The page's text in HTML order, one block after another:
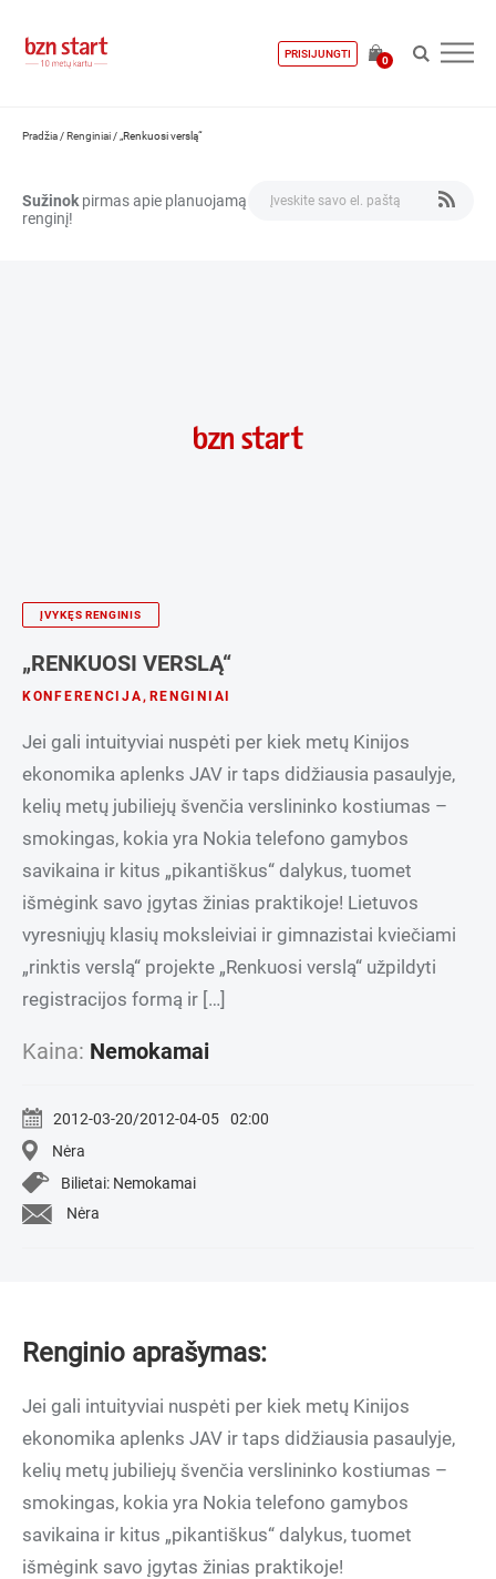
PRISIJUNGTI
0
Pradžia /Renginiai / „Renkuosi verslą“
Sužinok pirmas apie planuojamą
renginį!
ĮVYKĘS RENGINIS
„RENKUOSI VERSLĄ“
KONFERENCIJA, RENGINIAI
Jei gali intuityviai nuspėti per kiek metų Kinijos
ekonomika aplenks JAV ir taps didžiausia pasaulyje,
kelių metų jubiliejų švenčia verslininko kostiumas –
smokingas, kokia yra Nokia telefono gamybos
savikaina ir kitus „pikantiškus“ dalykus, tuomet
išmėgink savo įgytas žinias praktikoje! Lietuvos
vyresniųjų klasių moksleiviai ir gimnazistai kviečiami
„rinktis verslą“ projekte „Renkuosi verslą“ užpildyti
registracijos formą ir […]
Kaina: Nemokamai
2012-03-20/2012-04-05
02:00
Nėra
Bilietai: Nemokamai
Nėra
Renginio aprašymas:
Jei gali intuityviai nuspėti per kiek metų Kinijos
ekonomika aplenks JAV ir taps didžiausia pasaulyje,
kelių metų jubiliejų švenčia verslininko kostiumas –
smokingas, kokia yra Nokia telefono gamybos
savikaina ir kitus „pikantiškus“ dalykus, tuomet
išmėgink savo įgytas žinias praktikoje!